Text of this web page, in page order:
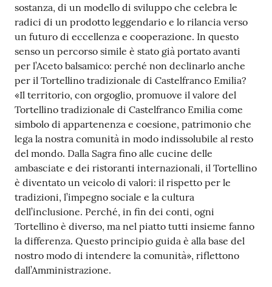
sostanza, di un modello di sviluppo che celebra le
radici di un prodotto leggendario e lo rilancia verso
un futuro di eccellenza e cooperazione. In questo
senso un percorso simile è stato già portato avanti
per l’Aceto balsamico: perché non declinarlo anche
per il Tortellino tradizionale di Castelfranco Emilia?
«Il territorio, con orgoglio, promuove il valore del
Tortellino tradizionale di Castelfranco Emilia come
simbolo di appartenenza e coesione, patrimonio che
lega la nostra comunità in modo indissolubile al resto
del mondo. Dalla Sagra fino alle cucine delle
ambasciate e dei ristoranti internazionali, il Tortellino
è diventato un veicolo di valori: il rispetto per le
tradizioni, l’impegno sociale e la cultura
dell’inclusione. Perché, in fin dei conti, ogni
Tortellino è diverso, ma nel piatto tutti insieme fanno
la differenza. Questo principio guida è alla base del
nostro modo di intendere la comunità», riflettono
dall’Amministrazione.